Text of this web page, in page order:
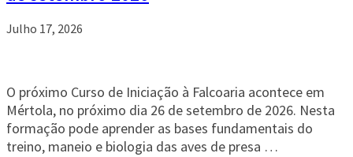
Julho 17, 2026
O próximo Curso de Iniciação à Falcoaria acontece em
Mértola, no próximo dia 26 de setembro de 2026. Nesta
formação pode aprender as bases fundamentais do
treino, maneio e biologia das aves de presa …